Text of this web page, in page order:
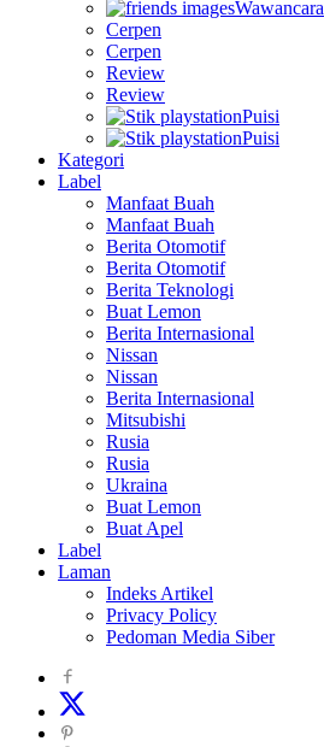
Wawancara
Cerpen
Cerpen
Review
Review
Puisi
Puisi
Kategori
Label
Manfaat Buah
Manfaat Buah
Berita Otomotif
Berita Otomotif
Berita Teknologi
Buat Lemon
Berita Internasional
Nissan
Nissan
Berita Internasional
Mitsubishi
Rusia
Rusia
Ukraina
Buat Lemon
Buat Apel
Label
Laman
Indeks Artikel
Privacy Policy
Pedoman Media Siber